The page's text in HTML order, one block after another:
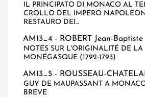
IL PRINCIPATO DI MONACO AL
CROLLO DEL IMPERO
RESTAURO DEI...
AM13_4 - ROBERT Jean-Baptiste
NOTES SUR L'ORIGINALITÉ DE
MONÉGASQUE (1792-1793)
AM13_5 - ROUSSEAU-
GUY DE MAUPASSANT A
BREVE